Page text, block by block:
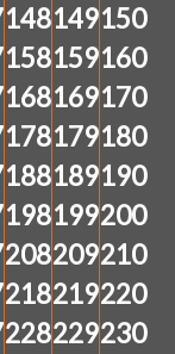
148149150
158159160
168169170
178179180
188189190
198199200
208209210
218219220
228229230